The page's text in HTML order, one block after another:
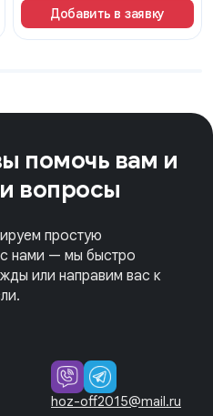
Добавить в заявку
помочь вам и
вопросы
простую
нами — мы быстро
или направим вас к
hoz-off2015@mail.ru